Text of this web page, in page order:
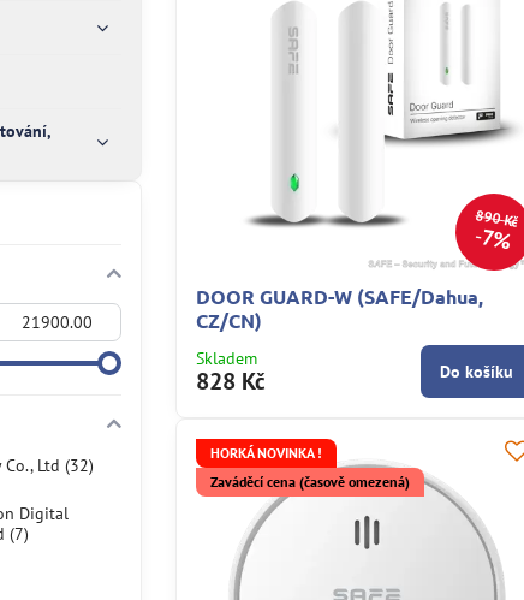
890 Kč
7%
DOOR GUARD-W (SAFE/Dahua,
CZ/CN)
Skladem
828 Kč Do košíku
HORKÁ NOVINKA !
Zaváděcí cena (časově omezená)
Ltd (32)
Digital
(7)